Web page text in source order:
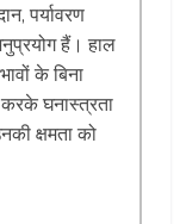
पर्यावरण
हैं। हाल
के बिना
करके घनास्त्रता
क्षमता को